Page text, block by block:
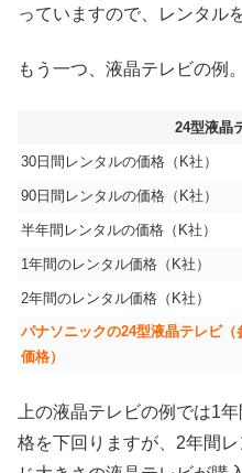
っていますので、レンタル
もう一つ、液晶テレビの例。
24型液晶
30日間レンタルの価格（K社）
90日間レンタルの価格（K社）
半年間レンタルの価格（K社）
1年間のレンタル価格（K社）
2年間のレンタル価格（K社）
パナソニックの24型液晶テレビ（
価格）
上の液晶テレビの例では1
格を下回りますが、2年間